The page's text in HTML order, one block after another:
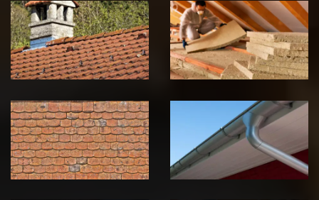
Couvreur
zingueur 39
Jura
Isolation de
toiture 39
Jura
démoussage de
toiture 39
Jura
pose de
gouttière 39
Jura